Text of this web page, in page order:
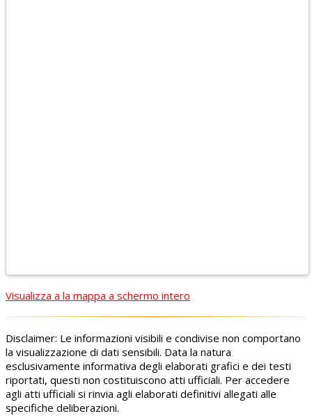
Visualizza a la mappa a schermo intero
Disclaimer: Le informazioni visibili e condivise non comportano
la visualizzazione di dati sensibili. Data la natura
esclusivamente informativa degli elaborati grafici e dei testi
riportati, questi non costituiscono atti ufficiali. Per accedere
agli atti ufficiali si rinvia agli elaborati definitivi allegati alle
specifiche deliberazioni.